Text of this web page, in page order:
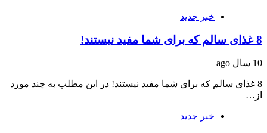
خبر جدید
8 غذای سالم که برای شما مفید نیستند!
10 سال ago
8 غذای سالم که برای شما مفید نیستند! در این مطلب به چند مورد
از…
خبر جدید